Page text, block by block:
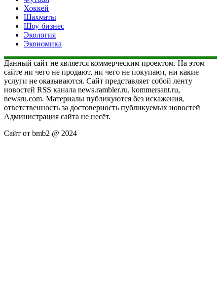
Хоккей
Шахматы
Шоу-бизнес
Экология
Экономика
Данный сайт не является коммерческим проектом. На этом
сайте ни чего не продают, ни чего не покупают, ни какие
услуги не оказываются. Сайт представляет собой ленту
новостей RSS канала news.rambler.ru, kommersant.ru,
newsru.com. Материалы публикуются без искажения,
ответственность за достоверность публикуемых новостей
Администрация сайта не несёт.
Сайт от bmb2 @ 2024